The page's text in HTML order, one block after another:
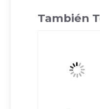
También